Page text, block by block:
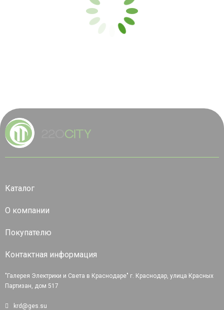
Каталог
О компании
Покупателю
Контактная информация
"Галерея Электрики и Света в Краснодаре" г. Краснодар, улица Красных
Партизан, дом 517
krd@ges.su